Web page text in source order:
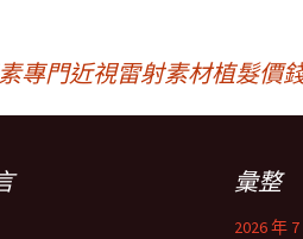
專門近視雷射素材植髮價
彙整
2026 年 7